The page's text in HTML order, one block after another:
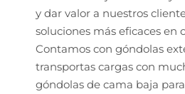
y dar valor a nuestros
soluciones más eficaces en
Contamos con góndolas
transportas cargas con
góndolas de cama baja